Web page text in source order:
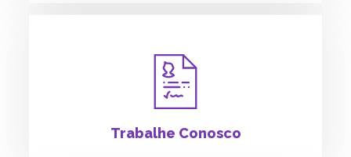
Trabalhe Conosco